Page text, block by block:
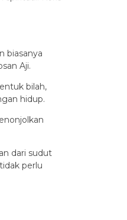
biasanya
Aji.
bilah,
hidup.
dari sudut
perlu